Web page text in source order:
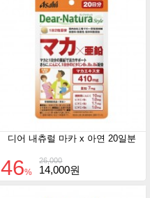
디어 내츄럴 마카 x 아연 20일분
26,000
46% 14,000원